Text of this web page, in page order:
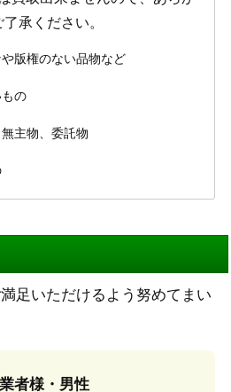
了承ください。
版権のない品物など
の
主物、委託物
足いただけるよう努めてまい
者様・男性